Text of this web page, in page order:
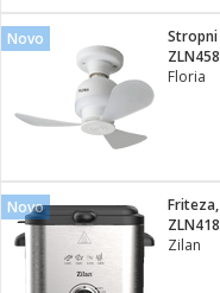
Novo
Stropni
Floria
Novo
Zilan